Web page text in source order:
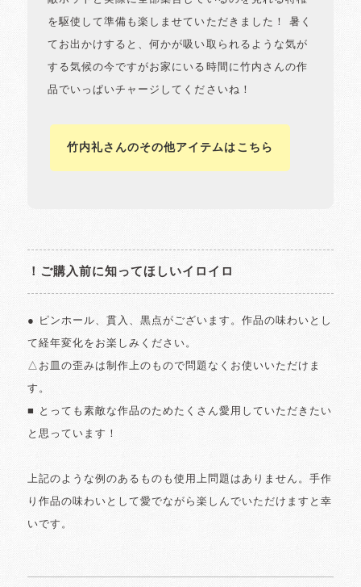
を駆使して準備も楽しませていただきました！ 暑く
てお出かけすると、何かが吸い取られるような気が
する気候の今ですがお家にいる時間に竹内さんの作
品でいっぱいチャージしてくださいね！
竹内礼さんのその他アイテムはこちら
！ご購入前に知ってほしいイロイロ
● ピンホール、貫入、黒点がございます。作品の味わいとし
て経年変化をお楽しみください。
△お皿の歪みは制作上のもので問題なくお使いいただけま
す。
■ とっても素敵な作品のためたくさん愛用していただきたい
と思っています！
上記のような例のあるものも使用上問題はありません。手作
り作品の味わいとして愛でながら楽しんでいただけますと幸
いです。